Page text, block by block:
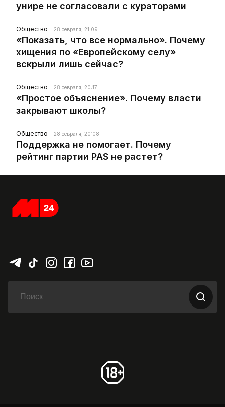
унире не согласовали с кураторами
Общество 28 февраля, 21:09
«Показать, что все нормально». Почему
хищения по «Европейскому селу»
вскрыли лишь сейчас?
Общество 28 февраля, 20:17
«Простое объяснение». Почему власти
закрывают школы?
Общество 28 февраля, 20:08
Поддержка не помогает. Почему
рейтинг партии PAS не растет?